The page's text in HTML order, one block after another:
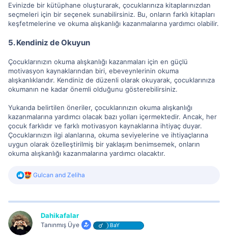
Evinizde bir kütüphane oluşturarak, çocuklarınıza kitaplarınızdan
seçmeleri için bir seçenek sunabilirsiniz. Bu, onların farklı kitapları
keşfetmelerine ve okuma alışkanlığı kazanmalarına yardımcı olabilir.
5. Kendiniz de Okuyun
Çocuklarınızın okuma alışkanlığı kazanmaları için en güçlü
motivasyon kaynaklarından biri, ebeveynlerinin okuma
alışkanlıklarıdır. Kendiniz de düzenli olarak okuyarak, çocuklarınıza
okumanın ne kadar önemli olduğunu gösterebilirsiniz.
Yukarıda belirtilen öneriler, çocuklarınızın okuma alışkanlığı
kazanmalarına yardımcı olacak bazı yolları içermektedir. Ancak, her
çocuk farklıdır ve farklı motivasyon kaynaklarına ihtiyaç duyar.
Çocuklarınızın ilgi alanlarına, okuma seviyelerine ve ihtiyaçlarına
uygun olarak özelleştirilmiş bir yaklaşım benimsemek, onların
okuma alışkanlığı kazanmalarına yardımcı olacaktır.
R
Gulcan and Zeliha
Dahikafalar
Tanınmış Üye BaY